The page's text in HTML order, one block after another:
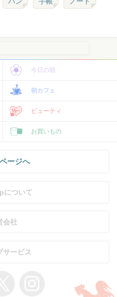
今日の朝
朝カフェ
ビューティ
お買いもの
ージへ
について
会社
サービス